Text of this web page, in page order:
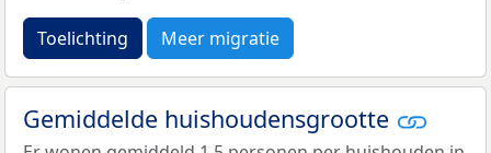
Toelichting Meer migratie
Gemiddelde huishoudensgrootte